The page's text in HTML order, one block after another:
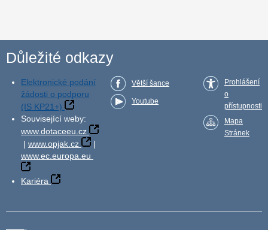
Důležité odkazy
Elektronické podání
žádosti o podporu
(IS KP21+)
Související weby:
www.dotaceeu.cz
| www.opjak.cz
|
www.ec.europa.eu
Kariéra
Větší šance
Youtube
Prohlášení
o
přístupnosti
Mapa
Stránek